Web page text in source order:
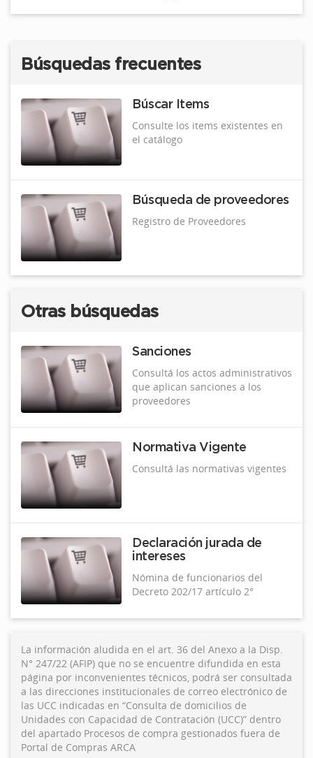
Búsquedas frecuentes
Búscar Items
Consulte los items existentes en
el catálogo
Búsqueda de proveedores
Registro de Proveedores
Otras búsquedas
Sanciones
Consultá los actos administrativos
que aplican sanciones a los
proveedores
Normativa Vigente
Consultá las normativas vigentes
Declaración jurada de
intereses
Nómina de funcionarios del
Decreto 202/17 artículo 2°
La información aludida en el art. 36 del Anexo a la Disp.
N° 247/22 (AFIP) que no se encuentre difundida en esta
página por inconvenientes técnicos, podrá ser consultada
a las direcciones institucionales de correo electrónico de
las UCC indicadas en “Consulta de domicilios de
Unidades con Capacidad de Contratación (UCC)” dentro
del apartado Procesos de compra gestionados fuera de
Portal de Compras ARCA